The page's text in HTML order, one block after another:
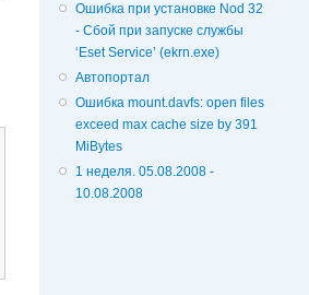
Ошибка при установке Nod 32
- Сбой при запуске службы
‘Eset Service’ (ekrn.exe)
Автопортал
Ошибка mount.davfs: open files
exceed max cache size by 391
MiBytes
1 неделя. 05.08.2008 -
10.08.2008